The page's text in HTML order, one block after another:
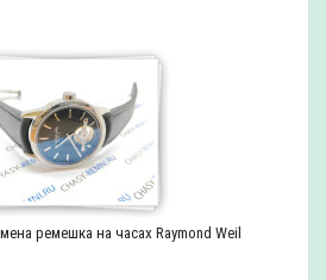
ремешка на часах Raymond Weil